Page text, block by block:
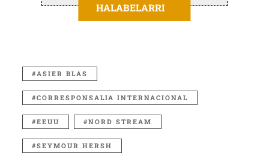
HALABELARRI
ASIER BLAS
CORRESPONSALIA INTERNACIONAL
EEUU NORD STREAM
SEYMOUR HERSH